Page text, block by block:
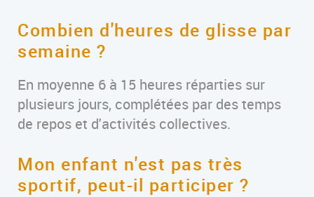
Combien d'heures de glisse par
semaine ?
En moyenne 6 à 15 heures réparties sur
plusieurs jours, complétées par des temps
de repos et d'activités collectives.
Mon enfant n'est pas très
sportif, peut-il participer ?